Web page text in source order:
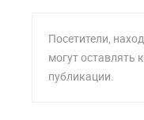
Посетители,
могут оставлять
публикации.